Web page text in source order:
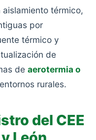
térmico,
por
térmico y
de
de aerotermia o
rurales.
del CEE